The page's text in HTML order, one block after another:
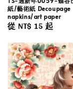
紙/藝術紙 Decoupage
napkins/art paper
Regular
從 NT$ 15起